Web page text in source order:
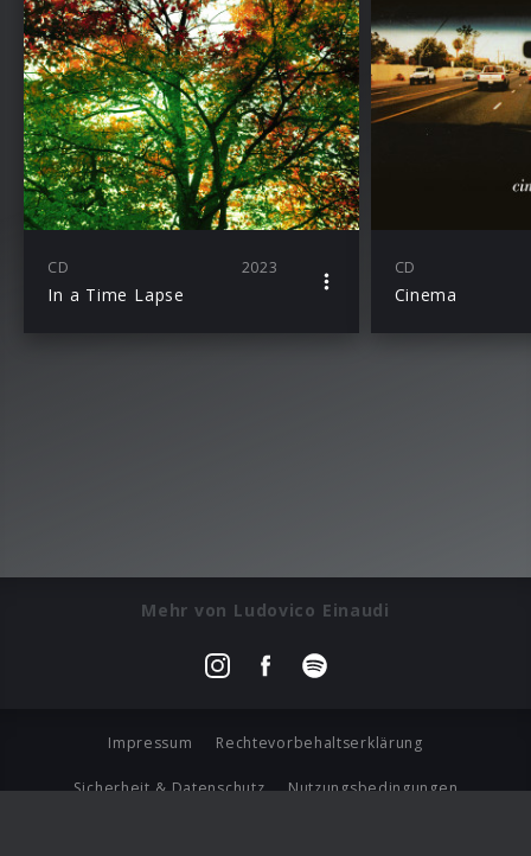
CD 2023
In a Time Lapse
CD
Cinema
Mehr von Ludovico Einaudi
Impressum Rechtevorbehaltserklärung
Sicherheit & Datenschutz Nutzungsbedingungen